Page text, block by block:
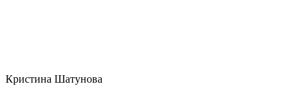
Кристина Шатунова